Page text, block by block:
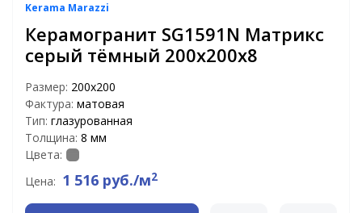
Kerama Marazzi
Керамогранит SG1591N Матрикс
серый тёмный 200х200х8
Размер: 200x200
Фактура: матовая
Тип: глазурованная
Толщина: 8 мм
Цвета:
Цена: 1 516 руб./м2